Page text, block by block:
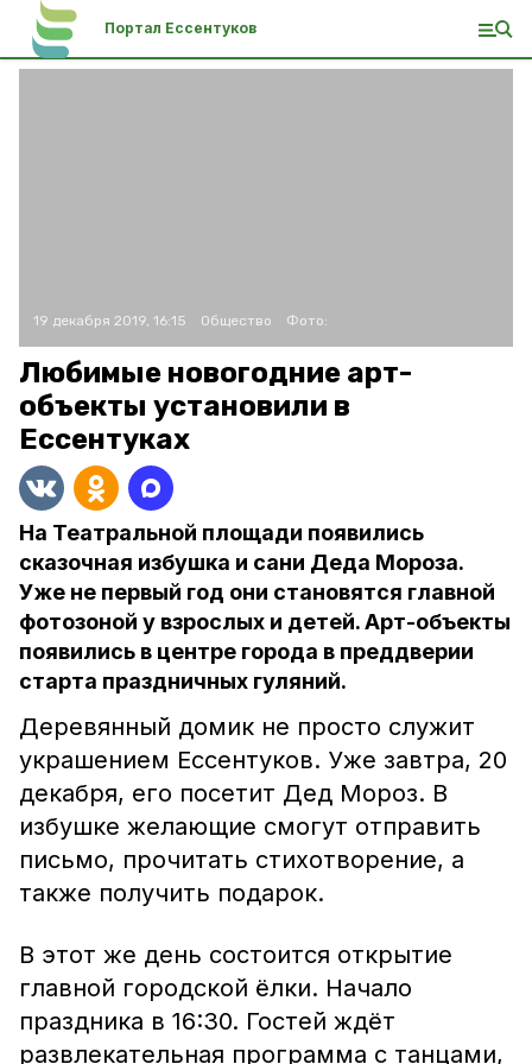
Портал Ессентуков
19 декабря 2019, 16:15 Общество Фото:
Любимые новогодние арт-
объекты установили в
Ессентуках
На Театральной площади появились
сказочная избушка и сани Деда Мороза.
Уже не первый год они становятся главной
фотозоной у взрослых и детей. Арт-объекты
появились в центре города в преддверии
старта праздничных гуляний.
Деревянный домик не просто служит
украшением Ессентуков. Уже завтра, 20
декабря, его посетит Дед Мороз. В
избушке желающие смогут отправить
письмо, прочитать стихотворение, а
также получить подарок.
В этот же день состоится открытие
главной городской ёлки. Начало
праздника в 16:30. Гостей ждёт
развлекательная программа с танцами,